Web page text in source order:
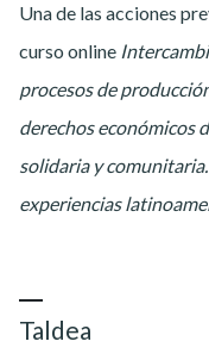
Una de las acciones
curso online
procesos de
derechos económicos
solidaria y
experiencias
Taldea